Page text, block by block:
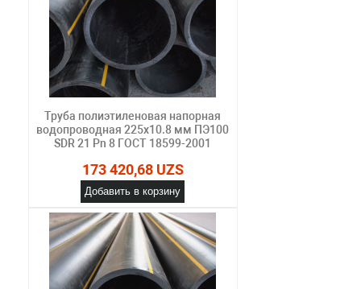
Труба полиэтиленовая напорная
водопроводная 225х10.8 мм ПЭ100
SDR 21 Pn 8 ГОСТ 18599-2001
173 420,68 UZS
Добавить в корзину